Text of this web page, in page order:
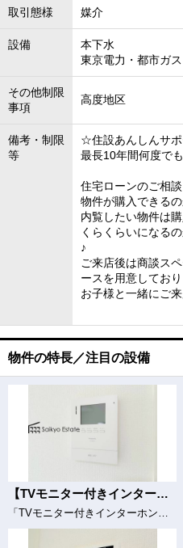
取引態様 媒介
設備
本下水
東京電力・都市ガ
その他制限
事項
高度地区
備考・制限
等
☆住設あんしんサ
最長10年間何度で
住宅ローンのご相
物件が購入できるの
内覧したい物件は
くらくらいになる
♪
ご来店後は商談ス
ースを用意してお
お子様と一緒にご
物件の特長／注目の設備
【TVモニター付きインターホン】
「TVモニター付きインターホン」は、玄関に行かなくても誰が来たのか確認でき、お子様のお留守番も安心です。